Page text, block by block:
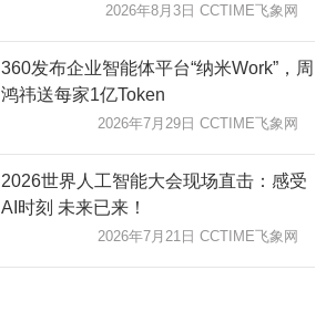
2026年8月3日 CCTIME飞象网
360发布企业智能体平台“纳米Work”，周
鸿祎送每家1亿Token
2026年7月29日 CCTIME飞象网
2026世界人工智能大会现场直击：感受
AI时刻 未来已来！
2026年7月21日 CCTIME飞象网